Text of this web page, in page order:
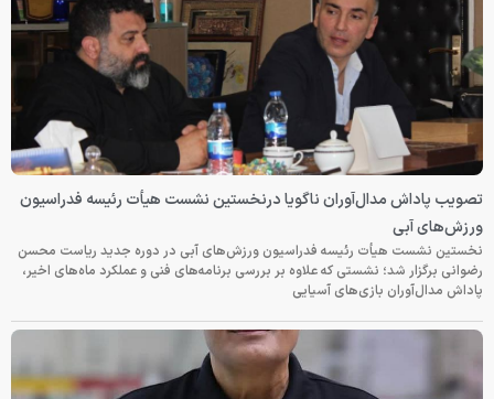
تصویب پاداش مدال‌آوران ناگویا درنخستین نشست هیأت رئیسه فدراسیون
ورزش‌های آبی
نخستین نشست هیأت رئیسه فدراسیون ورزش‌های آبی در دوره جدید ریاست محسن
رضوانی برگزار شد؛ نشستی که علاوه بر بررسی برنامه‌های فنی و عملکرد ماه‌های اخیر،
پاداش مدال‌آوران بازی‌های آسیایی